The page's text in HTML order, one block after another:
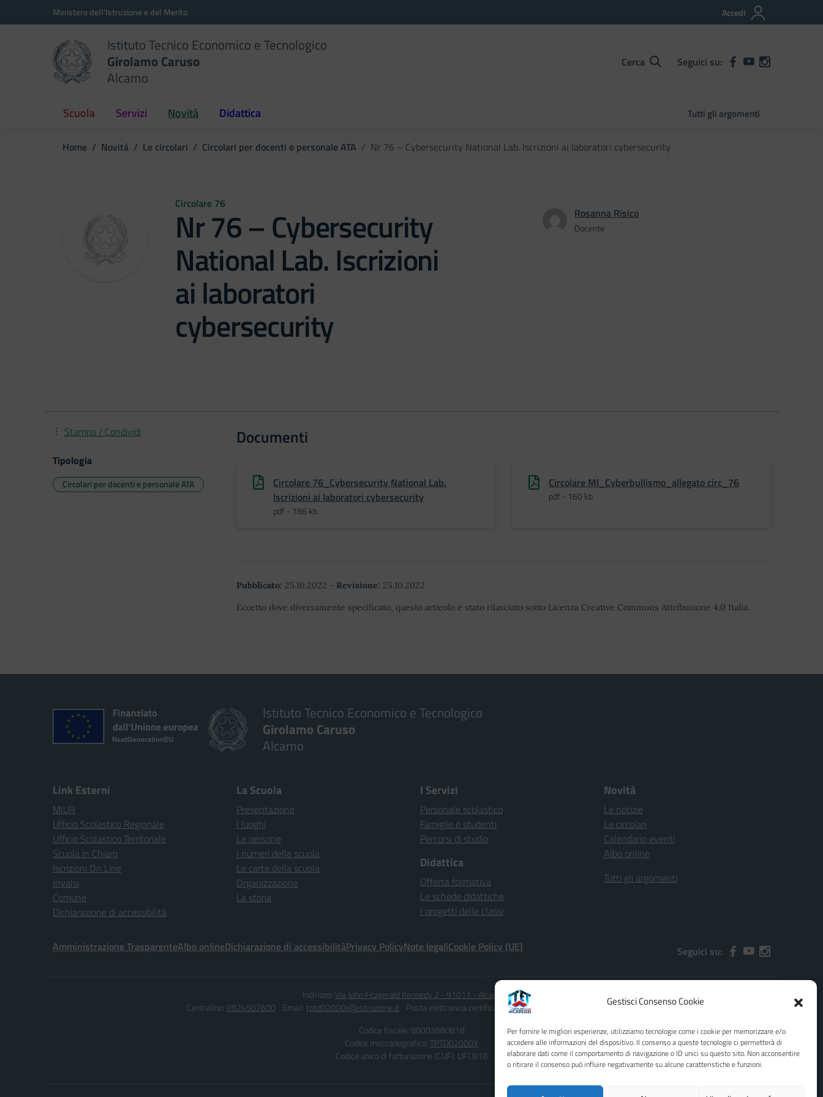
Gestisci Consenso Cookie
Per fornire le migliori esperienze, utilizziamo tecnologie come i cookie per memorizzare e/o
accedere alle informazioni del dispositivo. Il consenso a queste tecnologie ci permetterà di
elaborare dati come il comportamento di navigazione o ID unici su questo sito. Non acconsentire
o ritirare il consenso può influire negativamente su alcune caratteristiche e funzioni.
Vai ai contenuti
Vai al menu di navigazioneMinistero dell'Istruzione e del Merito Accedi
Istituto Tecnico Economico e Tecnologico
Girolamo Caruso
Alcamo
Cerca Seguici su:
Scuola Servizi Novità Didattica Tutti gli argomenti
Home Novità Le circolari Circolari per docenti e personale ATA Nr 76 – Cybersecurity National Lab. Iscrizioni ai laboratori cybersecurity
Circolare 76
Nr 76 – Cybersecurity
National Lab. Iscrizioni
ai laboratori
cybersecurity
Rosanna Risico
Docente
Documenti
Circolare 76_Cybersecurity National Lab.
Iscrizioni ai laboratori cybersecurity
pdf - 186 kb
Circolare MI_Cyberbullismo_allegato circ_76
pdf - 160 kb
Pubblicato: 25.10.2022 - Revisione: 25.10.2022
Eccetto dove diversamente specificato, questo articolo è stato rilasciato sotto Licenza Creative Commons Attribuzione 4.0 Italia.
Stampa / Condividi
Tipologia
Circolari per docenti e personale ATA
Istituto Tecnico Economico e Tecnologico
Girolamo Caruso
Alcamo
Link Esterni
MIUR
Ufficio Scolastico Regionale
Ufficio Scolastico Territoriale
Scuola in Chiaro
Iscrizioni On Line
Invalsi
Comune
Dichiarazione di accessibilità
La Scuola
Presentazione
I luoghi
Le persone
I numeri della scuola
Le carte della scuola
Organizzazione
La storia
I Servizi
Personale scolastico
Famiglie e studenti
Percorsi di studio
Didattica
Offerta formativa
Le schede didattiche
I progetti delle classi
Novità
Le notizie
Le circolari
Calendario eventi
Albo online
Tutti gli argomenti
Amministrazione TrasparenteAlbo onlineDichiarazione di accessibilitàPrivacy PolicyNote legaliCookie Policy (UE) Seguici su:
Indirizzo: Via John Fitzgerald Kennedy 2 - 91011 - Alcamo (TP)
Centralino: 0924507600 Email: tptd02000x@istruzione.it Posta elettronica certificata (PEC):tptd02000x@pec.istruzione.it
Codice fiscale: 80003680818
Codice meccanografico:TPTD02000X
Codice unico di fatturazione (CUF): UFCB1B